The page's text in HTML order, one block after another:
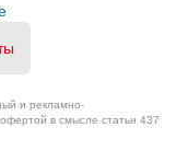
и рекламно-
в смысле статьи 437